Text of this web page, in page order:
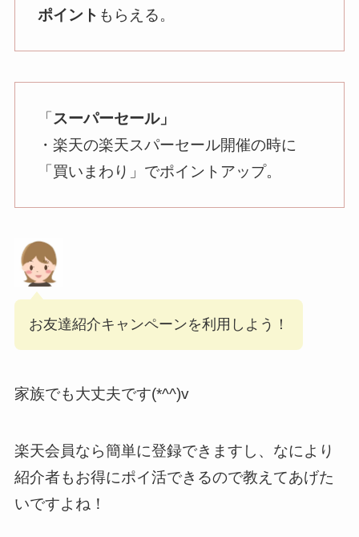
ポイント もらえる。
「スーパーセール」
・楽天の楽天スパーセール開催の時に
「買いまわり」でポイントアップ。
お友達紹介キャンペーンを利用しよう！
家族でも大丈夫です(*^^)v
楽天会員なら簡単に登録できますし、なにより
紹介者もお得にポイ活できるので教えてあげた
いですよね！